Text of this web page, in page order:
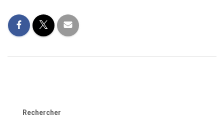
Rechercher